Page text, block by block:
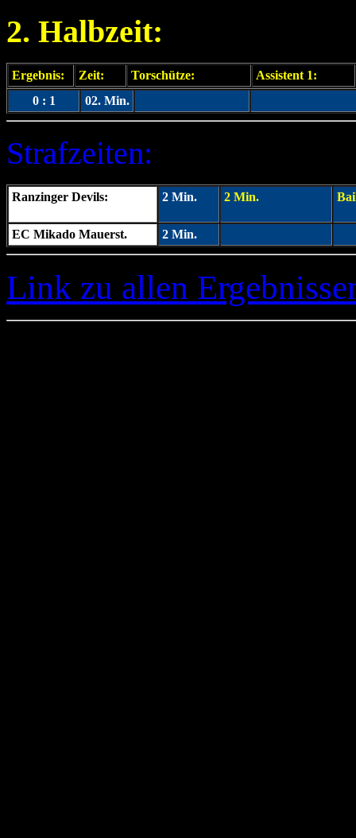
2. Halbzeit:
Ergebnis: Zeit: Torschütze:
Assistent 1:
0 : 1
02. Min.
Strafzeiten:
Ranzinger Devils: 2 Min. 2 Min.
EC Mikado Mauerst. 2 Min.
Link zu allen